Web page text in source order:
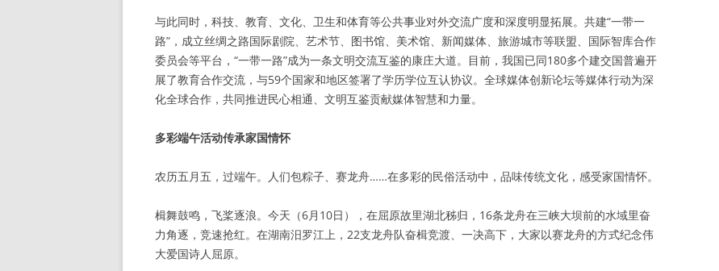
与此同时，科技、教育、文化、卫生和体育等公共事业对外交流广度和深度明显拓展。共建“一带一
路”，成立丝绸之路国际剧院、艺术节、图书馆、美术馆、新闻媒体、旅游城市等联盟、国际智库合作
委员会等平台，“一带一路”成为一条文明交流互鉴的康庄大道。目前，我国已同180多个建交国普遍开
展了教育合作交流，与59个国家和地区签署了学历学位互认协议。全球媒体创新论坛等媒体行动为深
化全球合作，共同推进民心相通、文明互鉴贡献媒体智慧和力量。
多彩端午活动传承家国情怀
农历五月五，过端午。人们包粽子、赛龙舟……在多彩的民俗活动中，品味传统文化，感受家国情怀。
楫舞鼓鸣，飞桨逐浪。今天（6月10日），在屈原故里湖北秭归，16条龙舟在三峡大坝前的水域里奋
力角逐，竞速抢红。在湖南汨罗江上，22支龙舟队奋楫竞渡、一决高下，大家以赛龙舟的方式纪念伟
大爱国诗人屈原。